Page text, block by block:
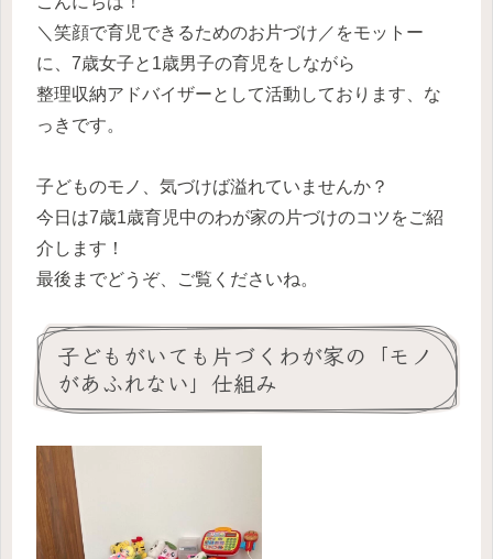
＼笑顔で育児できるためのお片づけ／をモットー
に、7歳女子と1歳男子の育児をしながら
整理収納アドバイザーとして活動しております、な
っきです。
子どものモノ、気づけば溢れていませんか？
今日は7歳1歳育児中のわが家の片づけのコツをご紹
介します！
最後までどうぞ、ご覧くださいね。
子どもがいても片づくわが家の「モノ
があふれない」仕組み